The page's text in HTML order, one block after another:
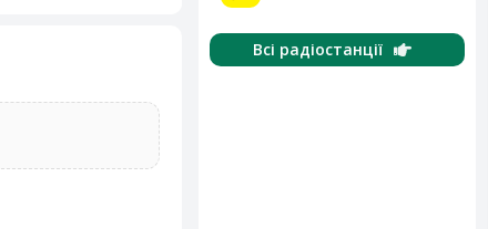
Всі радіостанції